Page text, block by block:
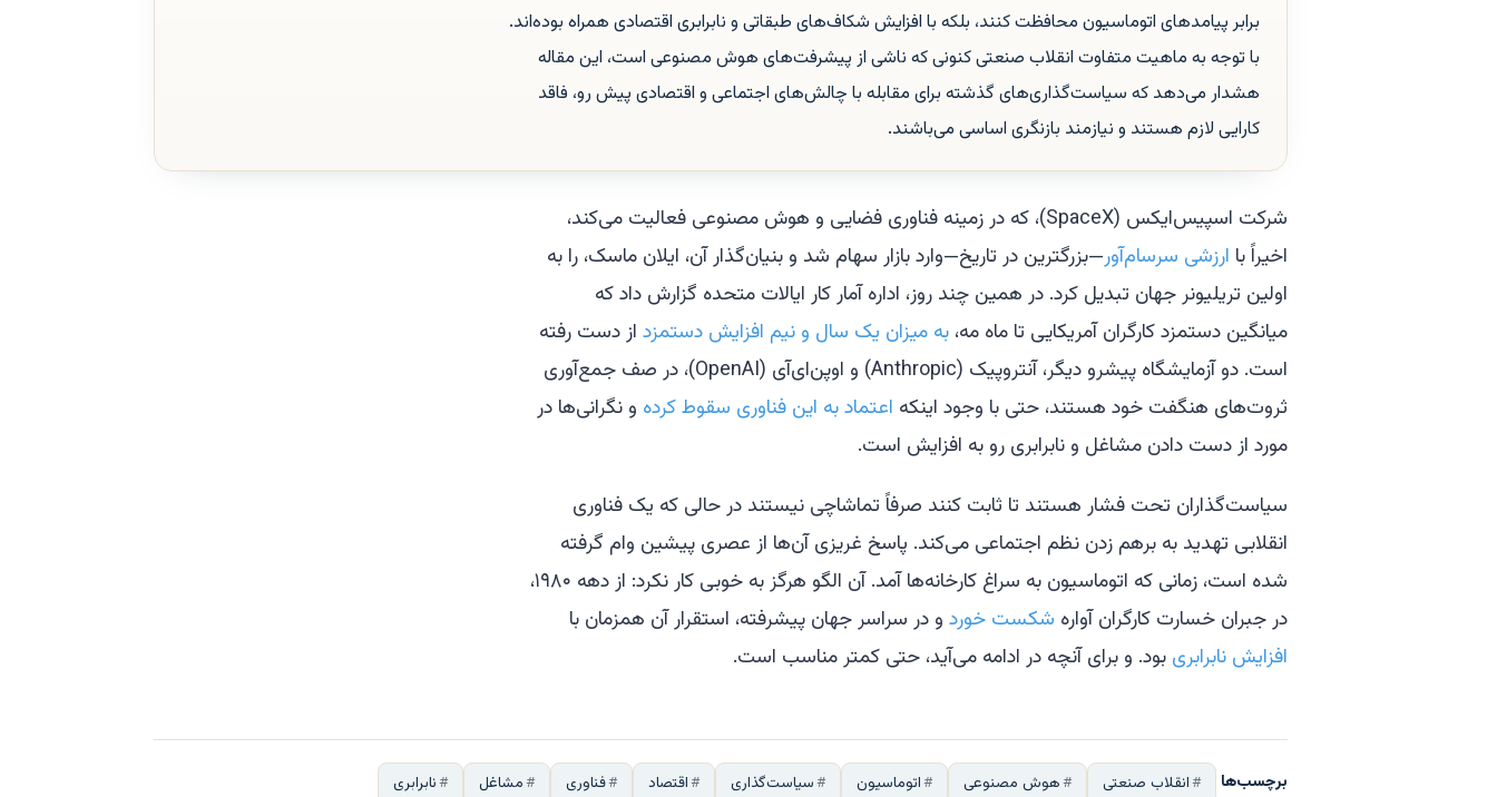
برابر پیامدهای اتوماسیون محافظت کنند، بلکه با افزایش شکاف‌های طبقاتی و نابرابری اقتصادی همراه بوده‌اند.
با توجه به ماهیت متفاوت انقلاب صنعتی کنونی که ناشی از پیشرفت‌های هوش مصنوعی است، این مقاله
هشدار می‌دهد که سیاست‌گذاری‌های گذشته برای مقابله با چالش‌های اجتماعی و اقتصادی پیش رو، فاقد
کارایی لازم هستند و نیازمند بازنگری اساسی می‌باشند.
شرکت اسپیس‌ایکس (SpaceX)، که در زمینه فناوری فضایی و هوش مصنوعی فعالیت می‌کند،
اخیراً با ارزشی سرسام‌آور—بزرگترین در تاریخ—وارد بازار سهام شد و بنیان‌گذار آن، ایلان ماسک، را به
اولین تریلیونر جهان تبدیل کرد. در همین چند روز، اداره آمار کار ایالات متحده گزارش داد که
میانگین دستمزد کارگران آمریکایی تا ماه مه، به میزان یک سال و نیم افزایش دستمزداز دست رفته
است. دو آزمایشگاه پیشرو دیگر، آنتروپیک (Anthropic) و اوپن‌ای‌آی (OpenAI)، در صف جمع‌آوری
ثروت‌های هنگفت خود هستند، حتی با وجود اینکه اعتماد به این فناوری سقوط کرده و نگرانی‌ها در
مورد از دست دادن مشاغل و نابرابری رو به افزایش است.
سیاست‌گذاران تحت فشار هستند تا ثابت کنند صرفاً تماشاچی نیستند در حالی که یک فناوری
انقلابی تهدید به برهم زدن نظم اجتماعی می‌کند. پاسخ غریزی آن‌ها از عصری پیشین وام گرفته
شده است، زمانی که اتوماسیون به سراغ کارخانه‌ها آمد. آن الگو هرگز به خوبی کار نکرد: از دهه ۱۹۸۰،
در جبران خسارت کارگران آواره شکست خوردو در سراسر جهان پیشرفته، استقرار آن همزمان با
افزایش نابرابری بود. و برای آنچه در ادامه می‌آید، حتی کمتر مناسب است.
برچسب‌ها انقلاب صنعتی هوش مصنوعی اتوماسیون سیاست‌گذاری اقتصاد فناوری مشاغل نابرابری